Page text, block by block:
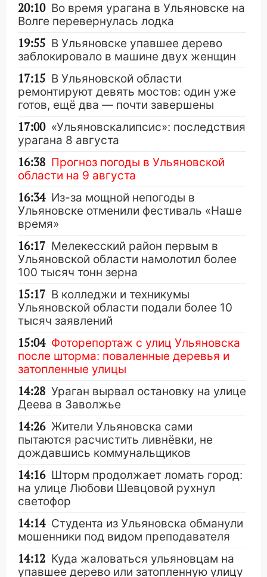
20:10 Во время урагана в Ульяновске на
Волге перевернулась лодка
19:55 В Ульяновске упавшее дерево
заблокировало в машине двух женщин
17:15 В Ульяновской области
ремонтируют девять мостов: один уже
готов, ещё два — почти завершены
17:00 «Ульяновскалипсис»: последствия
урагана 8 августа
16:38 Прогноз погоды в Ульяновской
области на 9 августа
16:34 Из-за мощной непогоды в
Ульяновске отменили фестиваль «Наше
время»
16:17 Мелекесский район первым в
Ульяновской области намолотил более
100 тысяч тонн зерна
15:17 В колледжи и техникумы
Ульяновской области подали более 10
тысяч заявлений
15:04 Фоторепортаж с улиц Ульяновска
после шторма: поваленные деревья и
затопленные улицы
14:28 Ураган вырвал остановку на улице
Деева в Заволжье
14:26 Жители Ульяновска сами
пытаются расчистить ливнёвки, не
дождавшись коммунальщиков
14:16 Шторм продолжает ломать город:
на улице Любови Шевцовой рухнул
светофор
14:14 Студента из Ульяновска обманули
мошенники под видом преподавателя
14:12 Куда жаловаться ульяновцам на
упавшее дерево или затопленную улицу